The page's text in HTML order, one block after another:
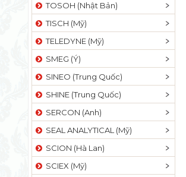
TOSOH (Nhật Bản)
TISCH (Mỹ)
TELEDYNE (Mỹ)
SMEG (Ý)
SINEO (Trung Quốc)
SHINE (Trung Quốc)
SERCON (Anh)
SEAL ANALYTICAL (Mỹ)
SCION (Hà Lan)
SCIEX (Mỹ)